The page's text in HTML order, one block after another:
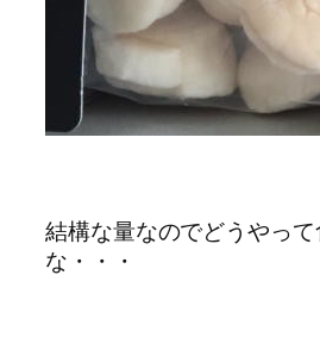
結構な量なのでどうやっ
な・・・